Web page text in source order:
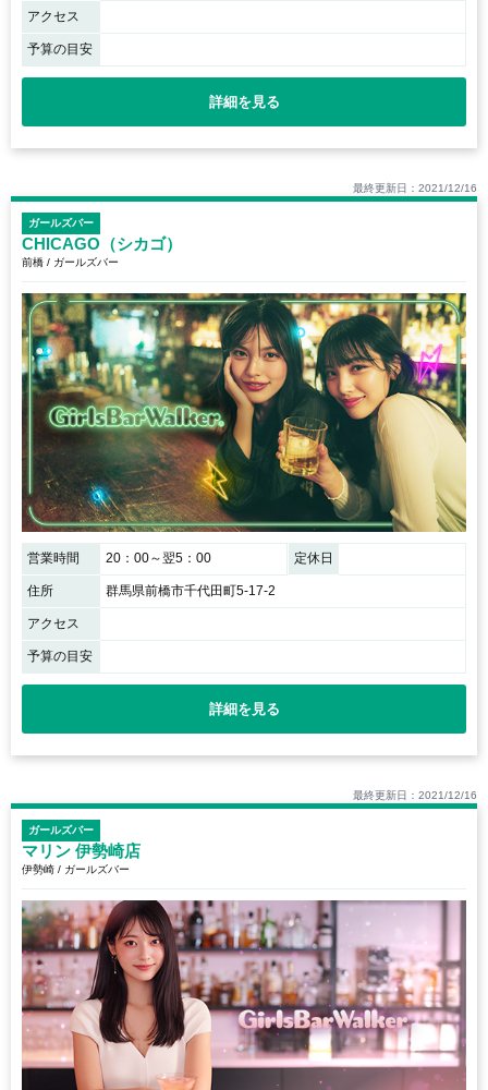
アクセス
予算の目安
詳細を見る
最終更新日：2021/12/16
ガールズバー
CHICAGO（シカゴ）
前橋 / ガールズバー
営業時間 20：00～翌5：00 定休日
住所 群馬県前橋市千代田町5-17-2
アクセス
予算の目安
詳細を見る
最終更新日：2021/12/16
ガールズバー
マリン 伊勢崎店
伊勢崎 / ガールズバー